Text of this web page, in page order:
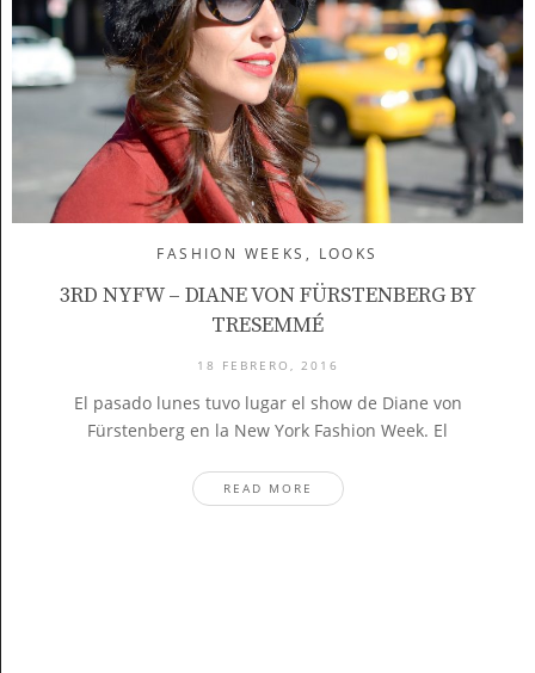
FASHION WEEKS , LOOKS
3RD NYFW – DIANE VON FÜRSTENBERG BY
TRESEMMÉ
18 FEBRERO, 2016
El pasado lunes tuvo lugar el show de Diane von
Fürstenberg en la New York Fashion Week. El
READ MORE